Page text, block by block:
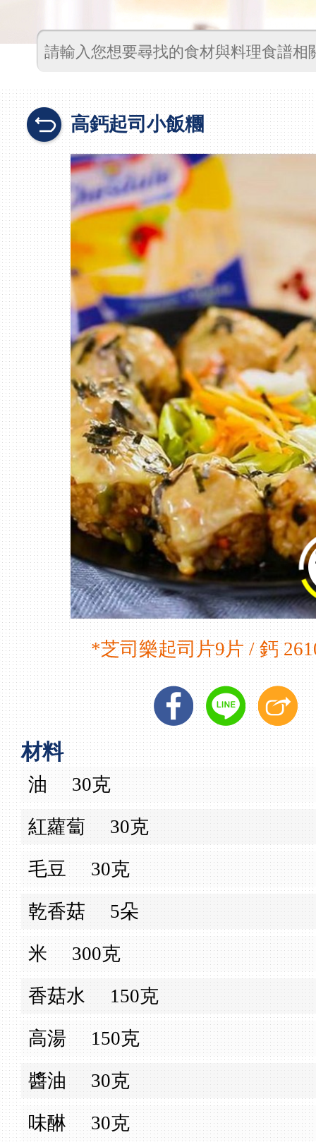
高鈣起司小飯糰
*芝司樂起司片9片 / 鈣
材料
油
30克
紅蘿蔔
30克
毛豆
30克
乾香菇
5朵
米
300克
香菇水
150克
高湯
150克
醬油
30克
味醂
30克